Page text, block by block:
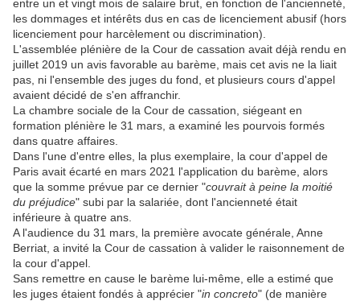
entre un et vingt mois de salaire brut, en fonction de l'ancienneté,
les dommages et intérêts dus en cas de licenciement abusif (hors
licenciement pour harcèlement ou discrimination).
L'assemblée plénière de la Cour de cassation avait déjà rendu en
juillet 2019 un avis favorable au barème, mais cet avis ne la liait
pas, ni l'ensemble des juges du fond, et plusieurs cours d'appel
avaient décidé de s'en affranchir.
La chambre sociale de la Cour de cassation, siégeant en
formation plénière le 31 mars, a examiné les pourvois formés
dans quatre affaires.
Dans l'une d'entre elles, la plus exemplaire, la cour d'appel de
Paris avait écarté en mars 2021 l'application du barème, alors
que la somme prévue par ce dernier "couvrait à peine la moitié
du préjudice" subi par la salariée, dont l'ancienneté était
inférieure à quatre ans.
A l'audience du 31 mars, la première avocate générale, Anne
Berriat, a invité la Cour de cassation à valider le raisonnement de
la cour d'appel.
Sans remettre en cause le barème lui-même, elle a estimé que
les juges étaient fondés à apprécier "in concreto" (de manière